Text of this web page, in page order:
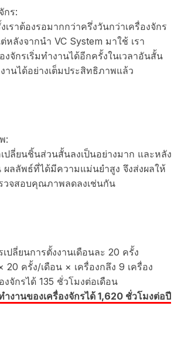
กร:
ราต้องรอมากกว่าครึ่งวันกว่าเครื่องจักร
หลังจากนำ VC System มาใช้ เรา
งจักรเริ่มทำงานได้อีกครั้งในเวลาอันสั้น
านได้อย่างเต็มประสิทธิภาพแล้ว
:
เปลี่ยนชิ้นส่วนสั้นลงเป็นอย่างมาก และหลัง
ผลลัพธ์ที่ได้มีความแม่นยำสูง จึงส่งผลให้
วจสอบคุณภาพลดลงเช่นกัน
ปลี่ยนการตั้งงานเดือนละ 20 ครั้ง
20 ครั้ง/เดือน × เครื่องกลึง 9 เครื่อง
งจักรได้ 135 ชั่วโมงต่อเดือน
ำงานของเครื่องจักรได้ 1,620 ชั่วโมงต่อปี